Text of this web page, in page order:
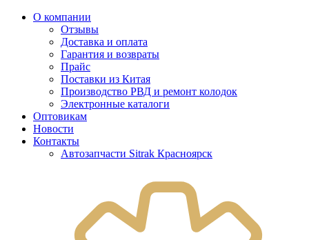
О компании
Отзывы
Доставка и оплата
Гарантия и возвраты
Прайс
Поставки из Китая
Производство РВД и ремонт колодок
Электронные каталоги
Оптовикам
Новости
Контакты
Автозапчасти Sitrak Красноярск